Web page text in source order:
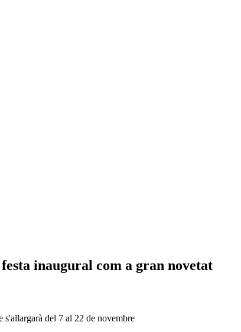
inaugural com a gran novetat
s'allargarà del 7 al 22 de novembre